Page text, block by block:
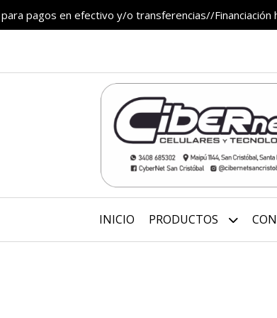
pagos en efectivo y/o transferencias//
INICIO PRODUCTOS